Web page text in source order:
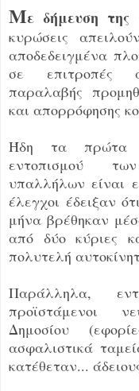
Με δήμευση της
κυρώσεις
αποδεδειγμένα
σε επιτροπές
παραλαβής
και απορρόφησης
Ήδη τα πρώτα
εντοπισμού
υπαλλήλων είναι
έλεγχοι έδειξαν
μήνα βρέθηκαν
από δύο κύριες
πολυτελή
Παράλληλα,
προϊστάμενοι
Δημοσίου
ασφαλιστικά
κατέθεταν...